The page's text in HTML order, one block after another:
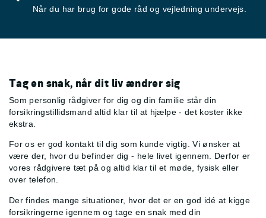
Når du har brug for gode råd og vejledning undervejs.
Tag en snak, når dit liv ændrer sig
Som personlig rådgiver for dig og din familie står din
forsikringstillidsmand altid klar til at hjælpe - det koster ikke
ekstra.
For os er god kontakt til dig som kunde vigtig. Vi ønsker at
være der, hvor du befinder dig - hele livet igennem. Derfor er
vores rådgivere tæt på og altid klar til et møde, fysisk eller
over telefon.
Der findes mange situationer, hvor det er en god idé at kigge
forsikringerne igennem og tage en snak med din